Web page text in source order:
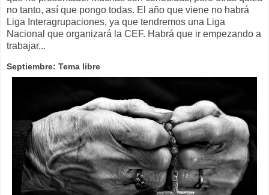
no tanto, así que pongo todas. El año que viene no habrá
Liga Interagrupaciones, ya que tendremos una Liga
Nacional que organizará la CEF. Habrá que ir empezando a
trabajar...
Septiembre: Tema libre